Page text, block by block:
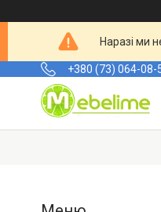
Наразі ми
+380 (73) 064-08-